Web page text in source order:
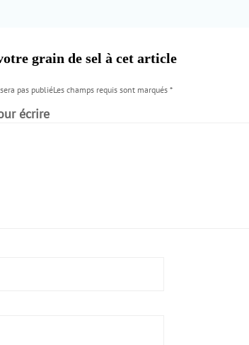
grain de sel à cet article
pas publiéLes champs requis sont marqués *
écrire